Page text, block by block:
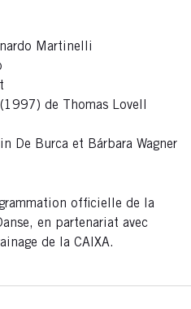
Martinelli
(1997) de Thomas Lovell
De Burca et Bárbara Wagner
officielle de la
en partenariat avec
de la CAIXA.